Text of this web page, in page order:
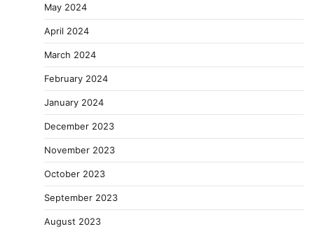
May 2024
April 2024
March 2024
February 2024
January 2024
December 2023
November 2023
October 2023
September 2023
August 2023